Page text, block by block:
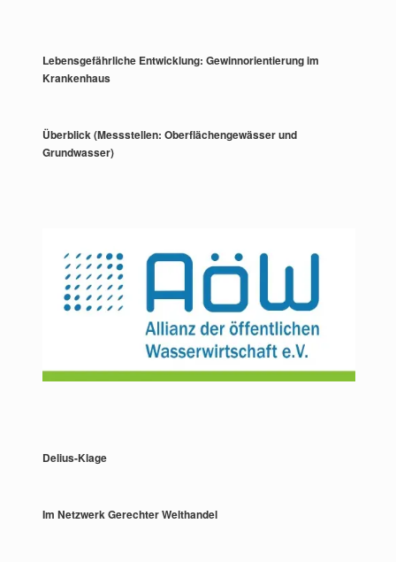
Lebensgefährliche Entwicklung: Gewinnorientierung im
Krankenhaus
Überblick (Messstellen: Oberflächengewässer und
Grundwasser)
Delius-Klage
Im Netzwerk Gerechter Welthandel